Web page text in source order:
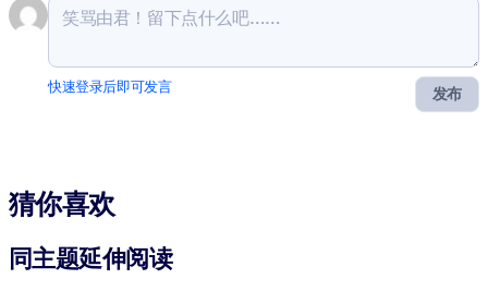
发布
快速登录后即可发言
猜你喜欢
同主题延伸阅读